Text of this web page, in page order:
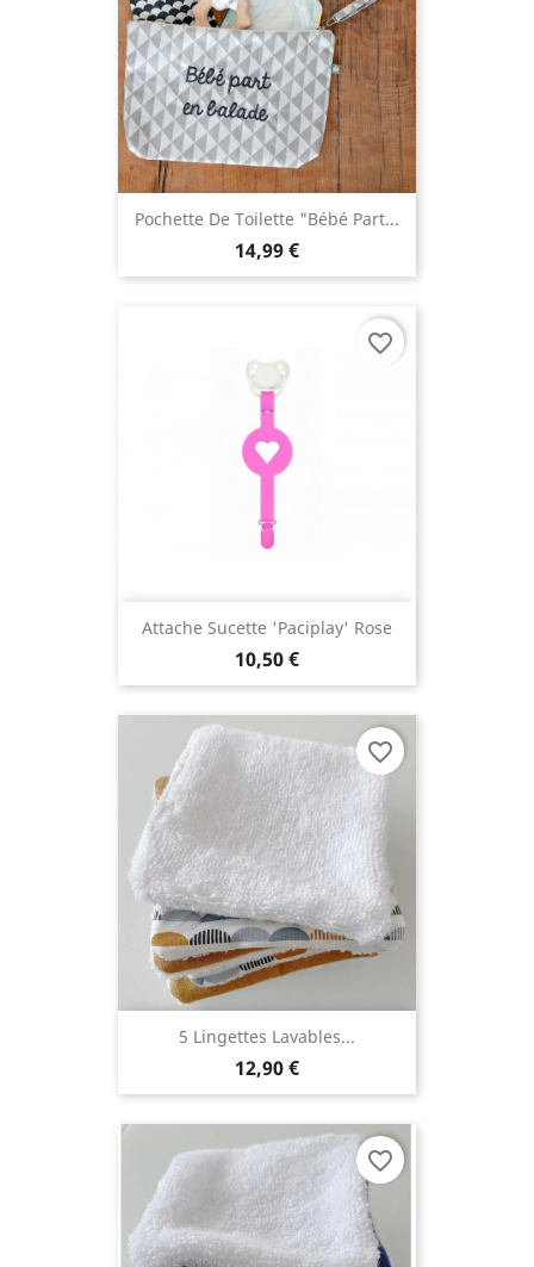
Pochette De Toilette "Bébé Part...
14,99 €
Attache Sucette 'Paciplay' Rose
10,50 €
favorite_border
5 Lingettes Lavables...
12,90 €
favorite_border
favorite_border